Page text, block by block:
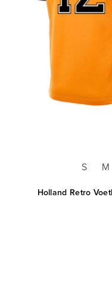
S M
Holland Retro